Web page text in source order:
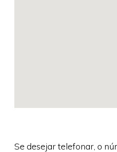
Se desejar telefonar, o